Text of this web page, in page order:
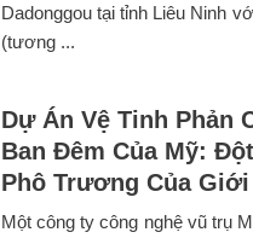
Dadonggou tại tỉnh Liêu Ninh
(tương ...
Dự Án Vệ Tinh Phản
Ban Đêm Của Mỹ:
Phô Trương Của
Một công ty công nghệ vũ trụ